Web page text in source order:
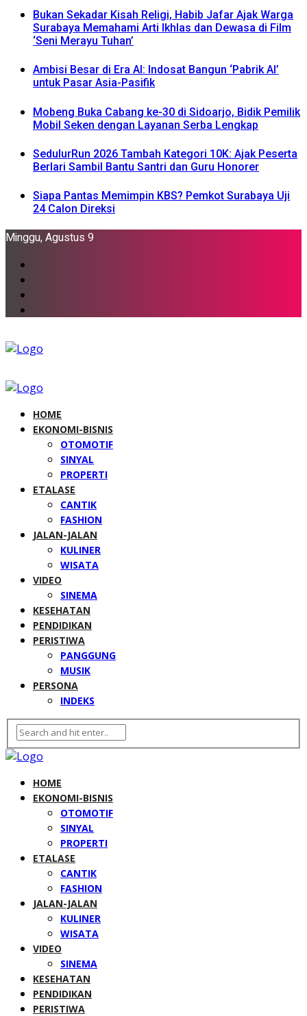
Bukan Sekadar Kisah Religi, Habib Jafar Ajak Warga
Surabaya Memahami Arti Ikhlas dan Dewasa di Film
‘Seni Merayu Tuhan’
Ambisi Besar di Era AI: Indosat Bangun ‘Pabrik AI’
untuk Pasar Asia-Pasifik
Mobeng Buka Cabang ke-30 di Sidoarjo, Bidik Pemilik
Mobil Seken dengan Layanan Serba Lengkap
SedulurRun 2026 Tambah Kategori 10K: Ajak Peserta
Berlari Sambil Bantu Santri dan Guru Honorer
Siapa Pantas Memimpin KBS? Pemkot Surabaya Uji
24 Calon Direksi
Minggu, Agustus 9
HOME
EKONOMI-BISNIS
OTOMOTIF
SINYAL
PROPERTI
ETALASE
CANTIK
FASHION
JALAN-JALAN
KULINER
WISATA
VIDEO
SINEMA
KESEHATAN
PENDIDIKAN
PERISTIWA
PANGGUNG
MUSIK
PERSONA
INDEKS
HOME
EKONOMI-BISNIS
OTOMOTIF
SINYAL
PROPERTI
ETALASE
CANTIK
FASHION
JALAN-JALAN
KULINER
WISATA
VIDEO
SINEMA
KESEHATAN
PENDIDIKAN
PERISTIWA